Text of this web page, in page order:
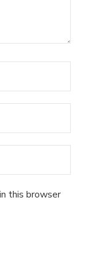
this browser